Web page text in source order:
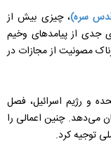
سره)، چیزی بیش از
جدی از پیامدهای وخیم
مصونیت از مجازات در
و رژیم اسرائیل، فصل
می‌دهد. چنین اعمالی را
توجیه کرد.